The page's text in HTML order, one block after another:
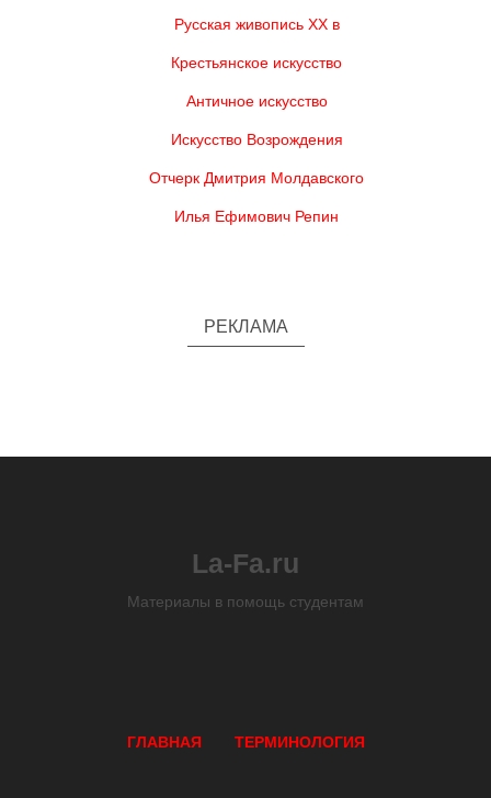
Русская живопись XX в
Крестьянское искусство
Античное искусство
Искусство Возрождения
Отчерк Дмитрия Молдавского
Илья Ефимович Репин
РЕКЛАМА
La-Fa.ru
Материалы в помощь студентам
ГЛАВНАЯ ТЕРМИНОЛОГИЯ